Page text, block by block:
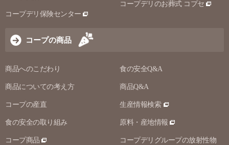
コープデリ保険センター
コープデリのお葬式 コプセ
コープの商品
商品へのこだわり
商品についての考え方
コープの産直
食の安全の取り組み
コープ商品
食の安全Q&A
商品Q&A
生産情報検索
原料・産地情報
コープデリグループの放射性物